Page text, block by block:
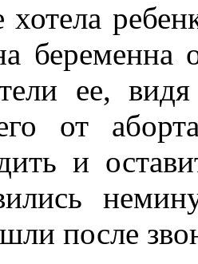
хотела
беременна
ее, видя
от
и
после